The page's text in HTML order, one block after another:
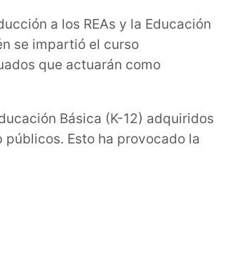
a los REAs y la Educación
se impartió el curso
que actuarán como
Básica (K-12) adquiridos
Esto ha provocado la